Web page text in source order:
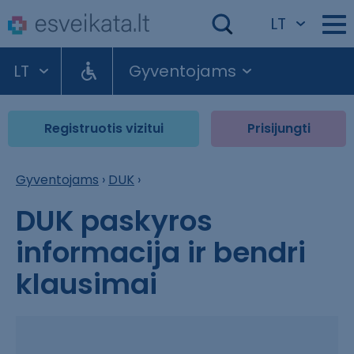
LT
LT Gyventojams
Registruotis vizitui Prisijungti
Gyventojams › DUK ›
DUK paskyros
informacija ir bendri
klausimai